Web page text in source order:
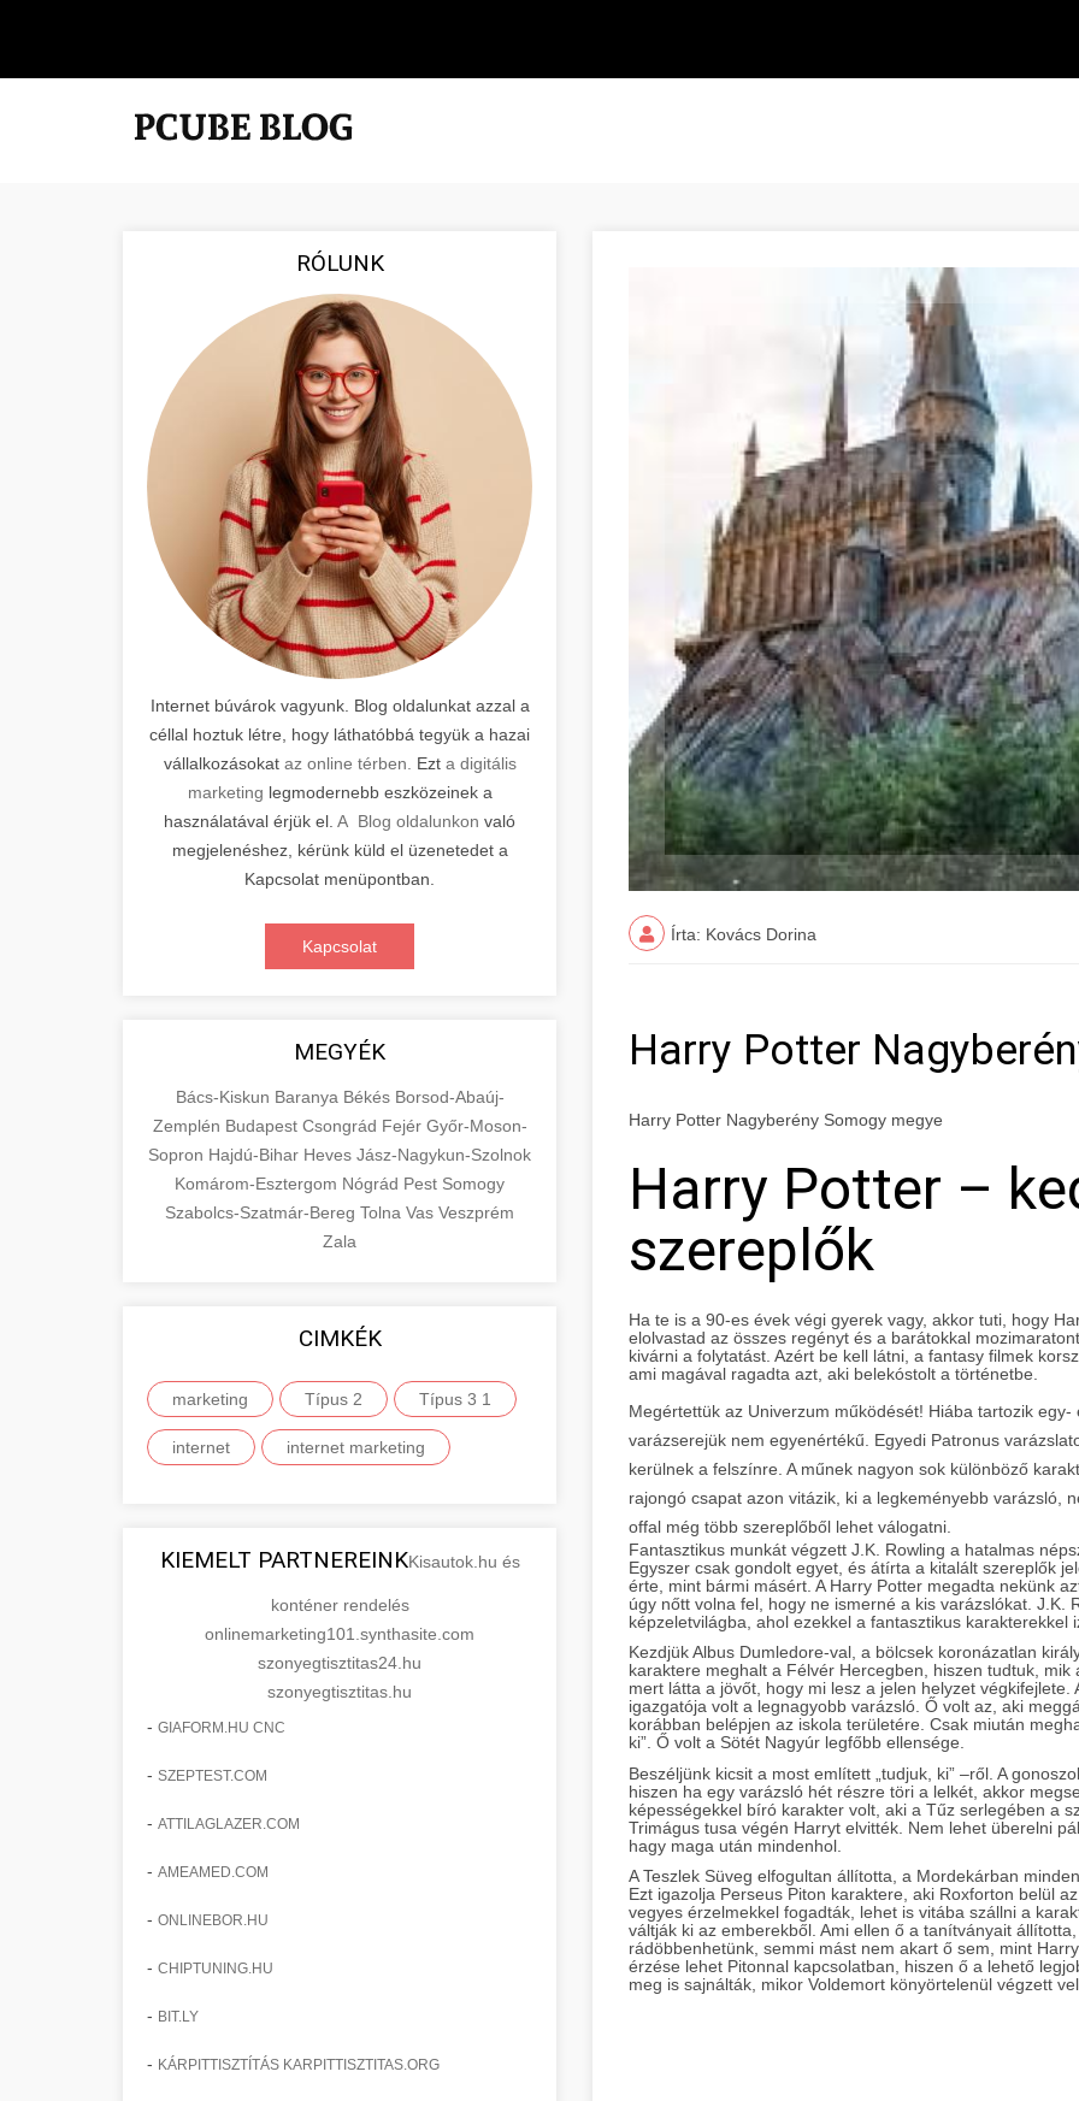
RÓLUNK
Internet búvárok vagyunk. Blog oldalunkat azzal a
céllal hoztuk létre, hogy láthatóbbá tegyük a hazai
vállalkozásokat az online térben. Ezt a digitális
marketing legmodernebb eszközeinek a
használatával érjük el. A Blog oldalunkon való
megjelenéshez, kérünk küld el üzenetedet a
Kapcsolat menüpontban.
Kapcsolat
MEGYÉK
Bács-Kiskun Baranya Békés Borsod-Abaúj-
Zemplén Budapest Csongrád Fejér Győr-Moson-
Sopron Hajdú-Bihar Heves Jász-Nagykun-Szolnok
Komárom-Esztergom Nógrád Pest Somogy
Szabolcs-Szatmár-Bereg Tolna Vas Veszprém
Zala
CIMKÉK
marketing Típus 2 Típus 3 1
internet internet marketing
KIEMELT PARTNEREINKKisautok.hu és
konténer rendelés
onlinemarketing101.synthasite.com
szonyegtisztitas24.hu
szonyegtisztitas.hu
- GIAFORM.HU CNC
- SZEPTEST.COM
- ATTILAGLAZER.COM
- AMEAMED.COM
- ONLINEBOR.HU
- CHIPTUNING.HU
- BIT.LY
- KÁRPITTISZTÍTÁS KARPITTISZTITAS.ORG
Írta: Kovács Dorina
Harry Potter
Harry Potter Nagyberény Somogy megye
Harry Potter –
szereplők
Ha te is a 90-es évek végi gyerek vagy, akkor tuti, hogy
elolvastad az összes regényt és a barátokkal
kivárni a folytatást. Azért be kell látni, a fantasy filmek
ami magával ragadta azt, aki belekóstolt a történetbe.
Megértettük az Univerzum működését! Hiába tartozik
varázserejük nem egyenértékű. Egyedi Patronus
kerülnek a felszínre. A műnek nagyon sok különböző
rajongó csapat azon vitázik, ki a legkeményebb varázsló,
offal még több szereplőből lehet válogatni.
Fantasztikus munkát végzett J.K. Rowling a hatalmas
Egyszer csak gondolt egyet, és átírta a kitalált szereplők
érte, mint bármi másért. A Harry Potter megadta nekünk
úgy nőtt volna fel, hogy ne ismerné a kis varázslókat. J.K.
képzeletvilágba, ahol ezekkel a fantasztikus karakterekkel
Kezdjük Albus Dumledore-val, a bölcsek koronázatlan
karaktere meghalt a Félvér Hercegben, hiszen tudtuk,
mert látta a jövőt, hogy mi lesz a jelen helyzet végkifejlete.
igazgatója volt a legnagyobb varázsló. Ő volt az, aki
korábban belépjen az iskola területére. Csak miután
ki”. Ő volt a Sötét Nagyúr legfőbb ellensége.
Beszéljünk kicsit a most említett „tudjuk, ki” –ről. A
hiszen ha egy varázsló hét részre töri a lelkét, akkor
képességekkel bíró karakter volt, aki a Tűz serlegében a
Trimágus tusa végén Harryt elvitték. Nem lehet überelni
hagy maga után mindenhol.
A Teszlek Süveg elfogultan állította, a Mordekárban
Ezt igazolja Perseus Piton karaktere, aki Roxforton belül
vegyes érzelmekkel fogadták, lehet is vitába szállni a
váltják ki az emberekből. Ami ellen ő a tanítványait
rádöbbenhetünk, semmi mást nem akart ő sem, mint
érzése lehet Pitonnal kapcsolatban, hiszen ő a lehető
meg is sajnálták, mikor Voldemort könyörtelenül végzett